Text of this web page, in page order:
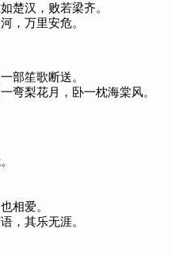
楚汉，败若梁齐。
，万里安危。
部笙歌断送。
弯梨花月，卧一枕海棠风。
相爱。
，其乐无涯。